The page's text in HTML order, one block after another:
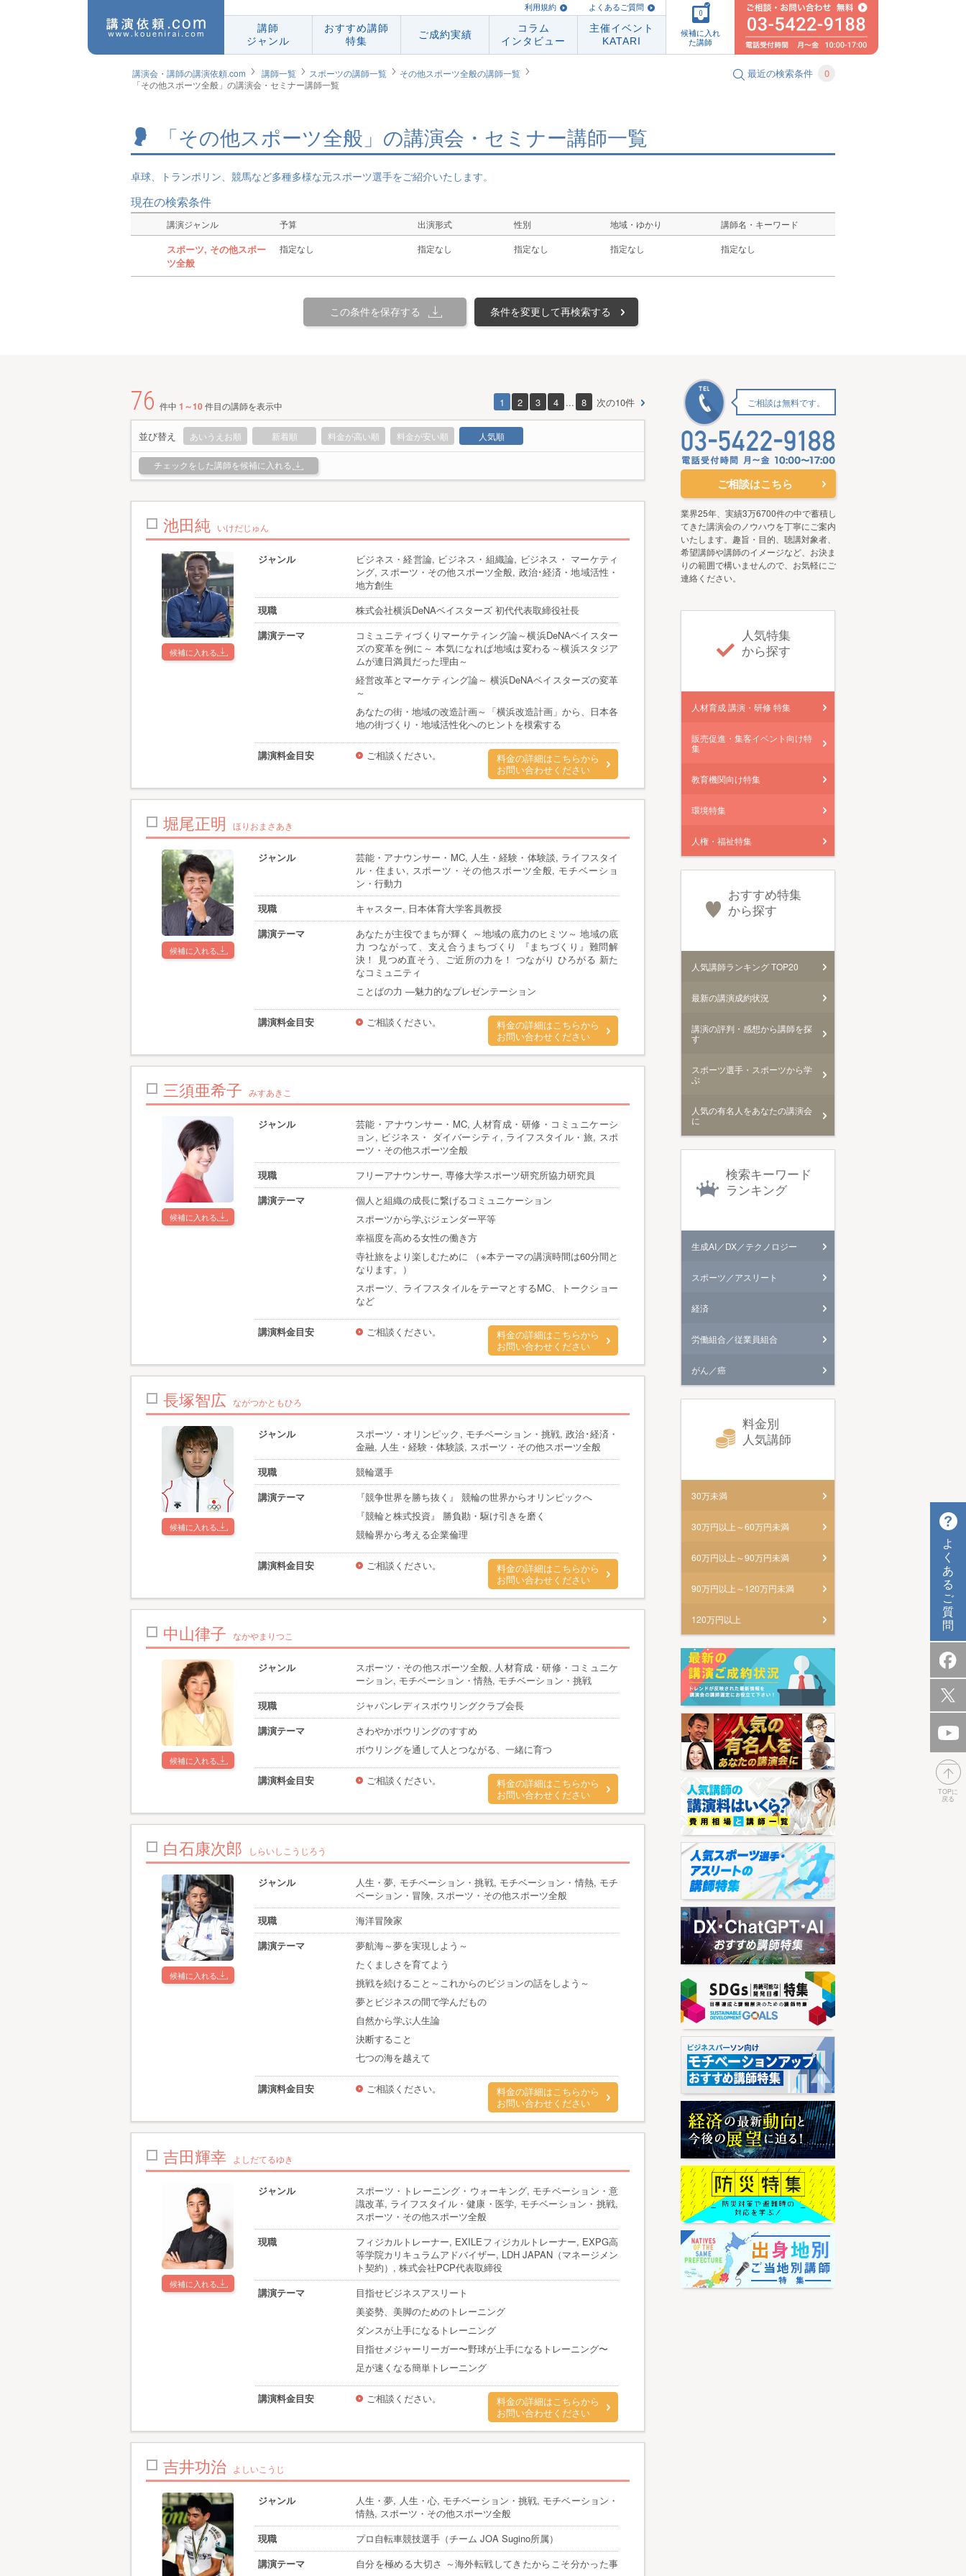
利用規約 よくあるご質問
講師
ジャンル
おすすめ講師
特集
ご成約実績
コラム
インタビュー
主催イベント
KATARI
0
候補に入れ
た講師
講演会・講師の講演依頼.com 講師一覧 スポーツの講師一覧
その他スポーツ全般の講師一覧
「その他スポーツ全般」の講演会・セミナー講師一覧
最近の検索条件 0
「その他スポーツ全般」の講演会・セミナー講師一覧
卓球、トランポリン、競馬など多種多様な元スポーツ選手をご紹介いたします。
現在の検索条件
講演ジャンル 予算 出演形式 性別 地域・ゆかり 講師名・キーワード
スポーツ, その他スポー
ツ全般
指定なし 指定なし 指定なし 指定なし 指定なし
この条件を保存する 条件を変更して再検索する
76 件中 1～10件目の講師を表示中 1 2 3 4 ... 8 次の10件
並び替え あいうえお順 新着順 料金が高い順 料金が安い順 人気順
チェックをした講師を候補に入れる
池田純 いけだじゅん
候補に入れる
ジャンル
ビジネス・経営論, ビジネス・組織論, ビジネス・ マーケティ
ング, スポーツ・その他スポーツ全般, 政治･経済・地域活性・
地方創生
現職
株式会社横浜DeNAベイスターズ 初代代表取締役社長
講演テーマ
コミュニティづくりマーケティング論～横浜DeNAベイスター
ズの変革を例に～ 本気になれば地域は変わる～横浜スタジア
ムが連日満員だった理由～
経営改革とマーケティング論～ 横浜DeNAベイスターズの変革
～
あなたの街・地域の改造計画～「横浜改造計画」から、日本各
地の街づくり・地域活性化へのヒントを模索する
講演料金目安 ご相談ください。
料金の詳細はこちらから
お問い合わせください
堀尾正明 ほりおまさあき
候補に入れる
ジャンル
芸能・アナウンサー・MC, 人生・経験・体験談, ライフスタイ
ル・住まい, スポーツ・その他スポーツ全般, モチベーショ
ン・行動力
現職
キャスター, 日本体育大学客員教授
講演テーマ
あなたが主役でまちが輝く ～地域の底力のヒミツ～ 地域の底
力 つながって、支え合うまちづくり 『まちづくり』難問解
決！ 見つめ直そう、ご近所の力を！ つながり ひろがる 新た
なコミュニティ
ことばの力 ―魅力的なプレゼンテーション
講演料金目安 ご相談ください。
料金の詳細はこちらから
お問い合わせください
三須亜希子 みすあきこ
候補に入れる
ジャンル
芸能・アナウンサー・MC, 人材育成・研修・コミュニケーシ
ョン, ビジネス・ ダイバーシティ, ライフスタイル・旅, スポ
ーツ・その他スポーツ全般
現職
フリーアナウンサー, 専修大学スポーツ研究所協力研究員
講演テーマ
個人と組織の成長に繋げるコミュニケーション
スポーツから学ぶジェンダー平等
幸福度を高める女性の働き方
寺社旅をより楽しむために （※本テーマの講演時間は60分間と
なります。）
スポーツ、ライフスタイルをテーマとするMC、トークショー
など
講演料金目安 ご相談ください。
料金の詳細はこちらから
お問い合わせください
長塚智広 ながつかともひろ
候補に入れる
ジャンル
スポーツ・オリンピック, モチベーション・挑戦, 政治･経済・
金融, 人生・経験・体験談, スポーツ・その他スポーツ全般
現職
競輪選手
講演テーマ
『競争世界を勝ち抜く』 競輪の世界からオリンピックへ
『競輪と株式投資』 勝負勘・駆け引きを磨く
競輪界から考える企業倫理
講演料金目安 ご相談ください。
料金の詳細はこちらから
お問い合わせください
中山律子 なかやまりつこ
候補に入れる
ジャンル
スポーツ・その他スポーツ全般, 人材育成・研修・コミュニケ
ーション, モチベーション・情熱, モチベーション・挑戦
現職
ジャパンレディスボウリングクラブ会長
講演テーマ
さわやかボウリングのすすめ
ボウリングを通して人とつながる、一緒に育つ
講演料金目安 ご相談ください。
料金の詳細はこちらから
お問い合わせください
白石康次郎 しらいしこうじろう
候補に入れる
ジャンル
人生・夢, モチベーション・挑戦, モチベーション・情熱, モチ
ベーション・冒険, スポーツ・その他スポーツ全般
現職
海洋冒険家
講演テーマ
夢航海～夢を実現しよう～
たくましさを育てよう
挑戦を続けること～これからのビジョンの話をしよう～
夢とビジネスの間で学んだもの
自然から学ぶ人生論
決断すること
七つの海を越えて
講演料金目安 ご相談ください。
料金の詳細はこちらから
お問い合わせください
吉田輝幸 よしだてるゆき
候補に入れる
ジャンル
スポーツ・トレーニング・ウォーキング, モチベーション・意
識改革, ライフスタイル・健康・医学, モチベーション・挑戦,
スポーツ・その他スポーツ全般
現職
フィジカルトレーナー, EXILEフィジカルトレーナー, EXPG高
等学院カリキュラムアドバイザー, LDH JAPAN（マネージメン
ト契約）, 株式会社PCP代表取締役
講演テーマ
目指せビジネスアスリート
美姿勢、美脚のためのトレーニング
ダンスが上手になるトレーニング
目指せメジャーリーガー〜野球が上手になるトレーニング〜
足が速くなる簡単トレーニング
講演料金目安 ご相談ください。
料金の詳細はこちらから
お問い合わせください
吉井功治 よしいこうじ
ジャンル
人生・夢, 人生・心, モチベーション・挑戦, モチベーション・
情熱, スポーツ・その他スポーツ全般
現職
プロ自転車競技選手（チーム JOA Sugino所属）
講演テーマ
自分を極める大切さ ～海外転戦してきたからこそ分かった事
ご相談は無料です。
ご相談はこちら
業界25年、実績3万6700件の中で蓄積し
てきた講演会のノウハウを丁寧にご案内
いたします。趣旨・目的、聴講対象者、
希望講師や講師のイメージなど、お決ま
りの範囲で構いませんので、お気軽にご
連絡ください。
人気特集
から探す
人材育成 講演・研修 特集
販売促進・集客イベント向け特
集
教育機関向け特集
環境特集
人権・福祉特集
おすすめ特集
から探す
人気講師ランキング TOP20
最新の講演成約状況
講演の評判・感想から講師を探
す
スポーツ選手・スポーツから学
ぶ
人気の有名人をあなたの講演会
に
検索キーワード
ランキング
生成AI／DX／テクノロジー
スポーツ／アスリート
経済
労働組合／従業員組合
がん／癌
料金別
人気講師
30万未満
30万円以上～60万円未満
60万円以上～90万円未満
90万円以上～120万円未満
120万円以上
よ
く
あ
る
ご
質
問
TOPに
戻る